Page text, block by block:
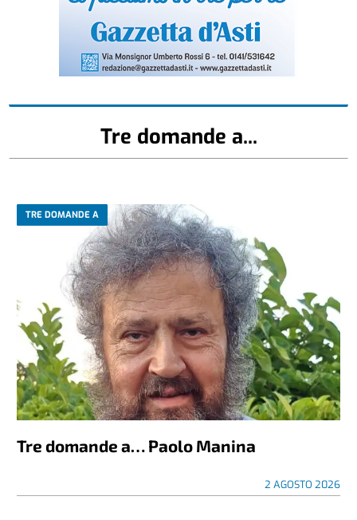
Tre domande a...
TRE DOMANDE A
Tre domande a… Paolo Manina
2 AGOSTO 2026